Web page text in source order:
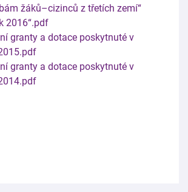
žáků–cizinců z třetích zemí“
2016“.pdf
granty a dotace poskytnuté v
granty a dotace poskytnuté v